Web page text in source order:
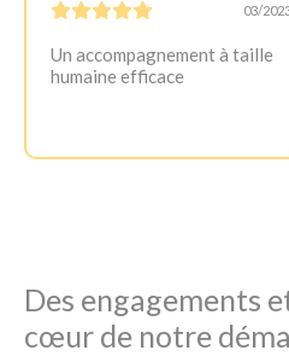
03/
Un accompagnement à taille
humaine efficace
Des engagements
cœur de notre